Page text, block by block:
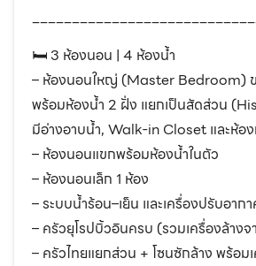
🛏 3 ห้องนอน | 4 ห้องน้ำ
– ห้องนอนใหญ่ (Master Bedroom)
พร้อมห้องน้ำ 2 ฝั่ง แยกเป็นสัดส่วน
มีอ่างอาบน้ำ, Walk-in Closet และห้อ
– ห้องนอนแขกพร้อมห้องน้ำในตัว
– ห้องนอนเล็ก 1 ห้อง
– ระบบน้ำร้อน–เย็น และเครื่องปรับอาก
– ครัวยุโรปบิ้วอินครบ (รวมเครื่องล้างจ
– ครัวไทยแยกส่วน + โซนซักล้าง พร้อม